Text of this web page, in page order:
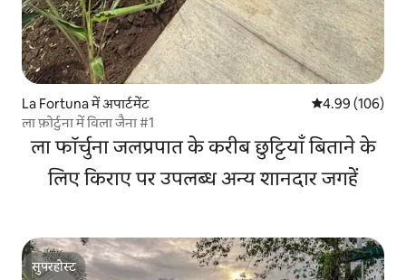
La Fortuna में अपार्टमेंट औसत रेटिंग 5 में से
4.99 (106)
ला फ़ोर्टुना में विला जैना #1
ला फॉर्चुना जलप्रपात के करीब छुट्टियाँ बिताने के
लिए किराए पर उपलब्ध अन्य शानदार जगहें
सुपरहोस्ट
सुपरहोस्ट